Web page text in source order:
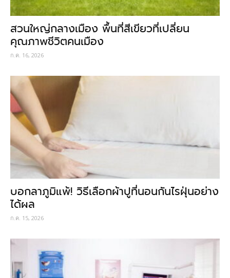
สวนใหญ่กลางเมือง พื้นที่สีเขียวที่เปลี่ยน
คุณภาพชีวิตคนเมือง
ก.ค. 16, 2026
บอกลาภูมิแพ้! วิธีเลือกผ้าปูที่นอนกันไรฝุ่นอย่าง
ได้ผล
ก.ค. 15, 2026